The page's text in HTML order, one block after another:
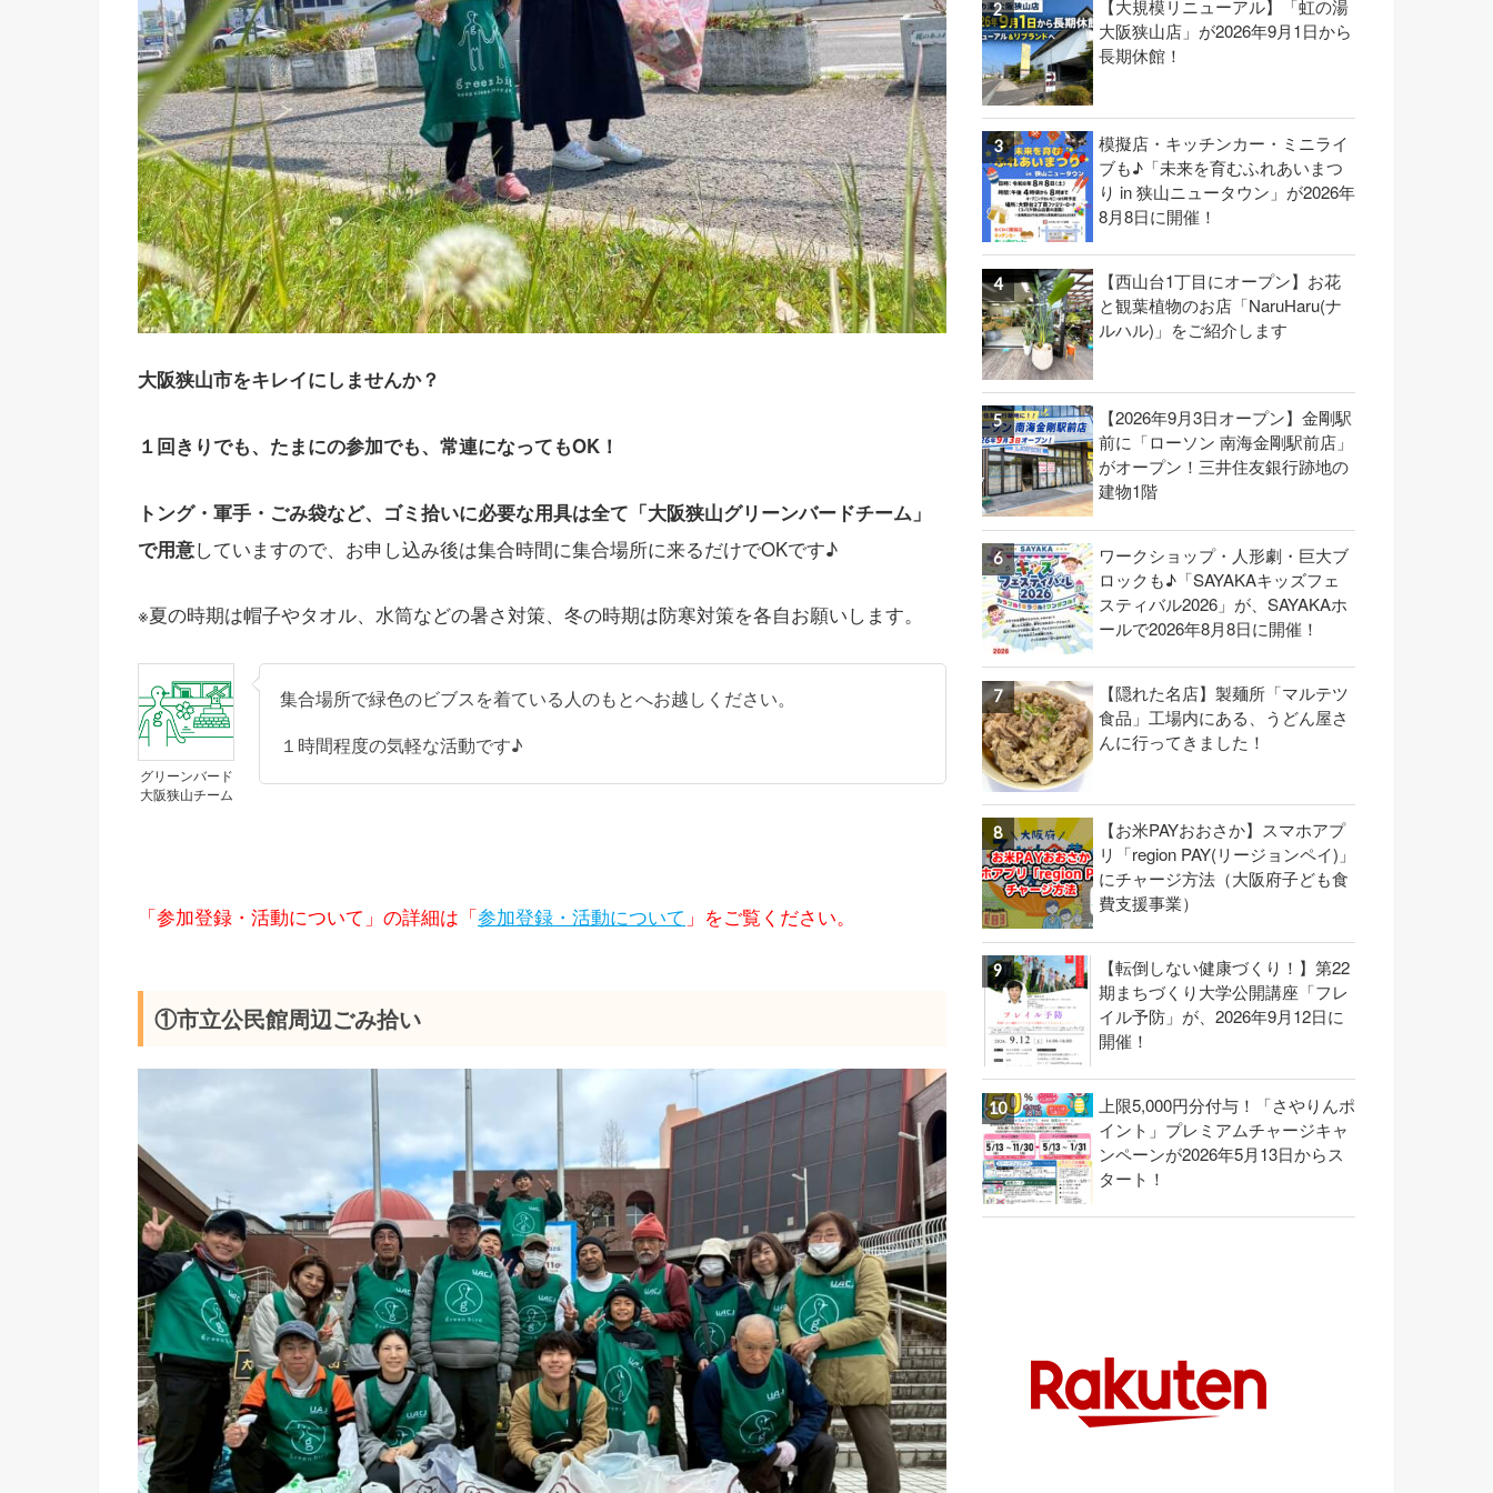
大阪狭山市をキレイにしませんか？
１回きりでも、たまにの参加でも、常連になってもOK！
トング・軍手・ごみ袋など、ゴミ拾いに必要な用具は全て「大阪狭山グリーンバードチーム」
で用意していますので、お申し込み後は集合時間に集合場所に来るだけでOKです♪
※夏の時期は帽子やタオル、水筒などの暑さ対策、冬の時期は防寒対策を各自お願いします。
グリーンバード
大阪狭山チーム
集合場所で緑色のビブスを着ている人のもとへお越しください。
１時間程度の気軽な活動です♪
「参加登録・活動について」の詳細は「参加登録・活動について 」をご覧ください。
①市立公民館周辺ごみ拾い
【大規模リニューアル】「虹の湯
大阪狭山店」が2026年9月1日から
長期休館！
模擬店・キッチンカー・ミニライ
ブも♪「未来を育むふれあいまつ
り in 狭山ニュータウン」が2026年
8月8日に開催！
【西山台1丁目にオープン】お花
と観葉植物のお店「NaruHaru(ナ
ルハル)」をご紹介します
【2026年9月3日オープン】金剛駅
前に「ローソン 南海金剛駅前店」
がオープン！三井住友銀行跡地の
建物1階
ワークショップ・人形劇・巨大ブ
ロックも♪「SAYAKAキッズフェ
スティバル2026」が、SAYAKAホ
ールで2026年8月8日に開催！
【隠れた名店】製麺所「マルテツ
食品」工場内にある、うどん屋さ
んに行ってきました！
【お米PAYおおさか】スマホアプ
リ「region PAY(リージョンペイ)」
にチャージ方法（大阪府子ども食
費支援事業）
【転倒しない健康づくり！】第22
期まちづくり大学公開講座「フレ
イル予防」が、2026年9月12日に
開催！
上限5,000円分付与！「さやりんポ
イント」プレミアムチャージキャ
ンペーンが2026年5月13日からス
タート！